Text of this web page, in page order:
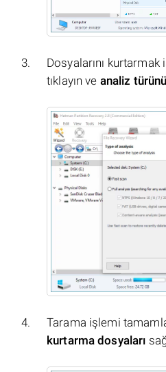
Dosyalarını
tıklayın ve analiz türünü
Tarama işlemi
kurtarma dosyaları